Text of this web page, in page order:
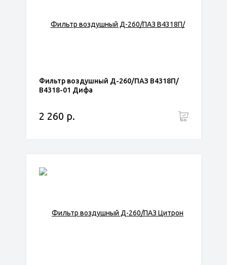
Фильтр воздушный Д-260/ПАЗ В4318П/
В4318-01 Дифа
2 260 р.